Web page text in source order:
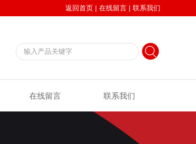
返回首页 | 在线留言 | 联系我们
在线留言 联系我们